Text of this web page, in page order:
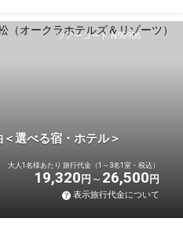
ツアーコード N96906
選べる宿・ホテル＞
大人1名様あたり 旅行代金（1～3名1室・税込）
19,320 円 26,500 円
表示旅行代金について